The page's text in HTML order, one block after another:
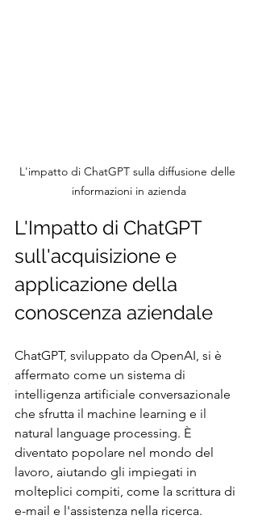
L'impatto di ChatGPT sulla diffusione delle
informazioni in azienda
L'Impatto di ChatGPT
sull'acquisizione e
applicazione della
conoscenza aziendale
ChatGPT, sviluppato da OpenAI, si è
affermato come un sistema di
intelligenza artificiale conversazionale
che sfrutta il machine learning e il
natural language processing. È
diventato popolare nel mondo del
lavoro, aiutando gli impiegati in
molteplici compiti, come la scrittura di
e-mail e l'assistenza nella ricerca.